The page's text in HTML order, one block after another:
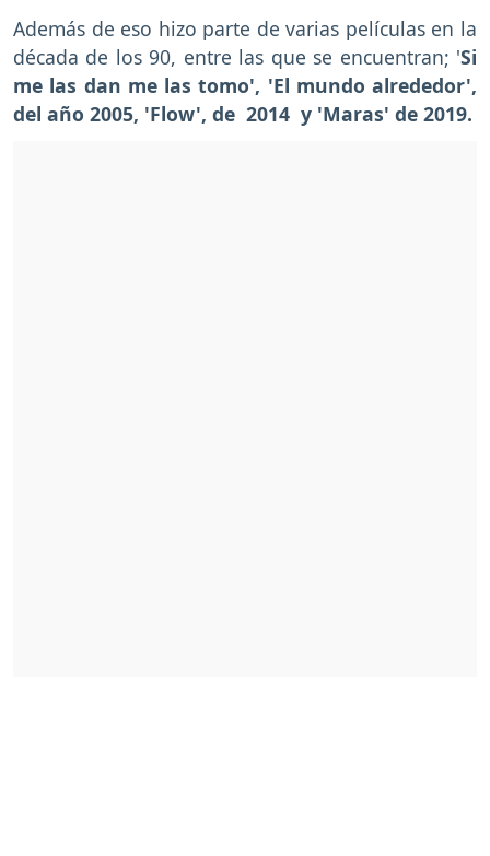
Además de eso hizo parte de varias películas en la
década de los 90, entre las que se encuentran; 'Si
me las dan me las tomo', 'El mundo alrededor',
del año 2005, 'Flow', de 2014 y 'Maras' de 2019.